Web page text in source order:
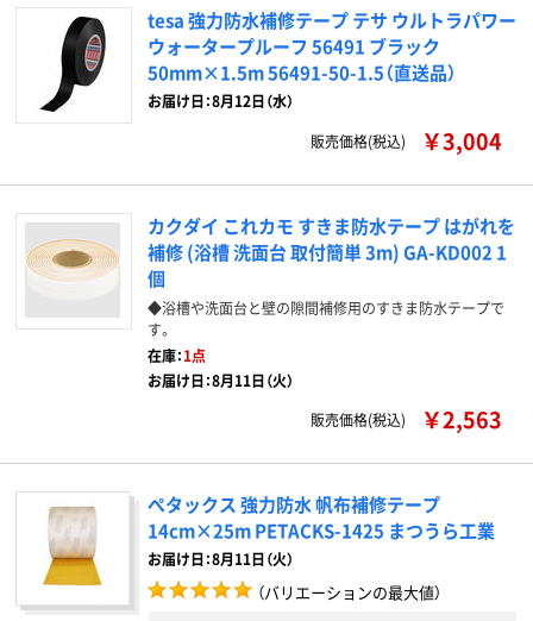
tesa 強力防水補修テープ テサ ウルトラパワー
ウォータープルーフ 56491 ブラック
50mm×1.5m 56491-50-1.5（直送品）
お届け日：8月12日（水）
販売価格(税込)
￥3,004
カクダイ これカモ すきま防水テープ はがれを
補修 (浴槽 洗面台 取付簡単 3m) GA-KD002 1
個
◆浴槽や洗面台と壁の隙間補修用のすきま防水テープで
す。
在庫：1点
お届け日：8月11日（火）
販売価格(税込)
￥2,563
ぺタックス 強力防水 帆布補修テープ
14cm×25m PETACKS-1425 まつうら工業
お届け日：8月11日（火）
（バリエーションの最大値）